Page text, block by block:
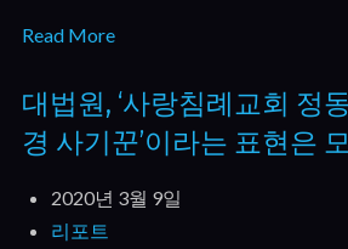
Read More
대법원, ‘사랑침례교회 정
경 사기꾼’이라는 표현은
2020년 3월 9일
리포트